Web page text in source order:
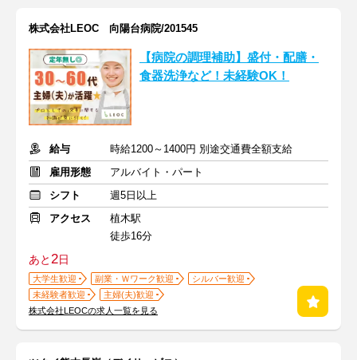
株式会社LEOC 向陽台病院/201545
【病院の調理補助】盛付・配膳・
食器洗浄など！未経験OK！
給与
時給1200～1400円 別途交通費全額支給
雇用形態
アルバイト・パート
シフト
週5日以上
アクセス
植木駅
徒歩16分
あと2日
大学生歓迎 副業・Ｗワーク歓迎
シルバー歓迎
未経験者歓迎
主婦(夫)歓迎
株式会社LEOCの求人一覧を見る